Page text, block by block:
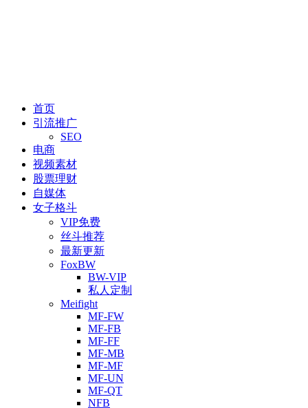
首页
引流推广
SEO
电商
视频素材
股票理财
自媒体
女子格斗
VIP免费
丝斗推荐
最新更新
FoxBW
BW-VIP
私人定制
Meifight
MF-FW
MF-FB
MF-FF
MF-MB
MF-MF
MF-UN
MF-QT
NFB